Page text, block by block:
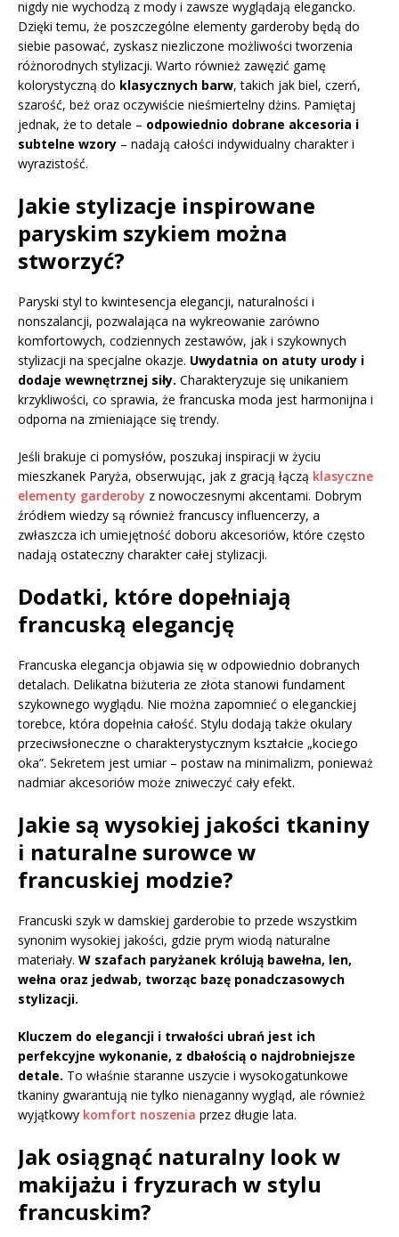
nigdy nie wychodzą z mody i zawsze wyglądają elegancko.
Dzięki temu, że poszczególne elementy garderoby będą do
siebie pasować, zyskasz niezliczone możliwości tworzenia
różnorodnych stylizacji. Warto również zawęzić gamę
kolorystyczną do klasycznych barw, takich jak biel, czerń,
szarość, beż oraz oczywiście nieśmiertelny dżins. Pamiętaj
jednak, że to detale – odpowiednio dobrane akcesoria i
subtelne wzory – nadają całości indywidualny charakter i
wyrazistość.
Jakie stylizacje inspirowane
paryskim szykiem można
stworzyć?
Paryski styl to kwintesencja elegancji, naturalności i
nonszalancji, pozwalająca na wykreowanie zarówno
komfortowych, codziennych zestawów, jak i szykownych
stylizacji na specjalne okazje. Uwydatnia on atuty urody i
dodaje wewnętrznej siły. Charakteryzuje się unikaniem
krzykliwości, co sprawia, że francuska moda jest harmonijna i
odporna na zmieniające się trendy.
Jeśli brakuje ci pomysłów, poszukaj inspiracji w życiu
mieszkanek Paryża, obserwując, jak z gracją łączą klasyczne
elementy garderoby z nowoczesnymi akcentami. Dobrym
źródłem wiedzy są również francuscy influencerzy, a
zwłaszcza ich umiejętność doboru akcesoriów, które często
nadają ostateczny charakter całej stylizacji.
Dodatki, które dopełniają
francuską elegancję
Francuska elegancja objawia się w odpowiednio dobranych
detalach. Delikatna biżuteria ze złota stanowi fundament
szykownego wyglądu. Nie można zapomnieć o eleganckiej
torebce, która dopełnia całość. Stylu dodają także okulary
przeciwsłoneczne o charakterystycznym kształcie „kociego
oka”. Sekretem jest umiar – postaw na minimalizm, ponieważ
nadmiar akcesoriów może zniweczyć cały efekt.
Jakie są wysokiej jakości tkaniny
i naturalne surowce w
francuskiej modzie?
Francuski szyk w damskiej garderobie to przede wszystkim
synonim wysokiej jakości, gdzie prym wiodą naturalne
materiały. W szafach paryżanek królują bawełna, len,
wełna oraz jedwab, tworząc bazę ponadczasowych
stylizacji.
Kluczem do elegancji i trwałości ubrań jest ich
perfekcyjne wykonanie, z dbałością o najdrobniejsze
detale. To właśnie staranne uszycie i wysokogatunkowe
tkaniny gwarantują nie tylko nienaganny wygląd, ale również
wyjątkowy komfort noszenia przez długie lata.
Jak osiągnąć naturalny look w
makijażu i fryzurach w stylu
francuskim?